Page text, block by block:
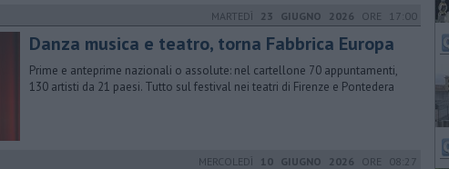
MARTEDÌ 23 GIUGNO 2026 ORE 17:00
Danza musica e teatro, torna Fabbrica Europa
Prime e anteprime nazionali o assolute: nel cartellone 70 appuntamenti,
130 artisti da 21 paesi. Tutto sul festival nei teatri di Firenze e Pontedera
MERCOLEDÌ 10 GIUGNO 2026 ORE 08:27